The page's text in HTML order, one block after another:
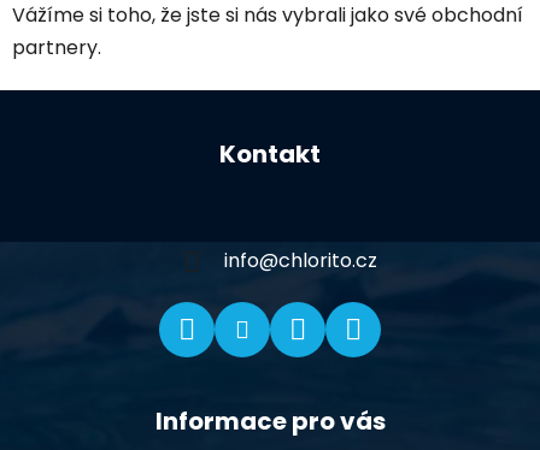
Vážíme si toho, že jste si nás vybrali jako své obchodní
partnery.
Kontakt
info@chlorito.cz
Informace pro vás